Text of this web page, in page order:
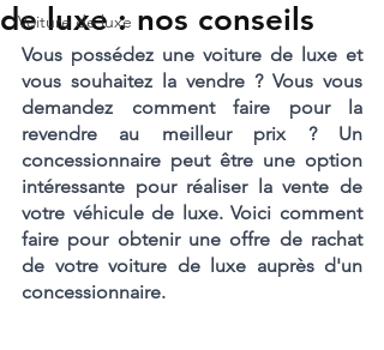
Voiture de luxe
de luxe : nos conseils
Vous possédez une voiture de luxe et
vous souhaitez la vendre ? Vous vous
demandez comment faire pour la
revendre au meilleur prix ? Un
concessionnaire peut être une option
intéressante pour réaliser la vente de
votre véhicule de luxe. Voici comment
faire pour obtenir une offre de rachat
de votre voiture de luxe auprès d'un
concessionnaire.